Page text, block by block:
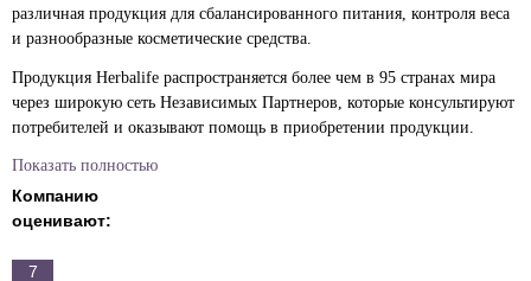
различная продукция для сбалансированного питания, контроля веса
и разнообразные косметические средства.
Продукция Herbalife распространяется более чем в 95 странах мира
через широкую сеть Независимых Партнеров, которые консультируют
потребителей и оказывают помощь в приобретении продукции.
Компания Herbalife представлена в России с 1995 года. Чистый объём
продаж в России за 2015 год в национальной валюте вырос на 15,8%
по сравнению с аналогичным периодом 2014 года.
В настоящее время в каталоге можно приобрести протеиновые
Показать полностью
Компанию
оценивают:
7
Поделиться